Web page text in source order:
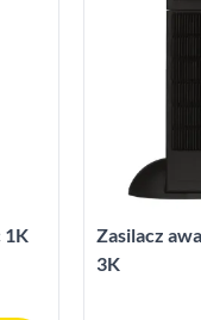
1K
Zasilacz
3K